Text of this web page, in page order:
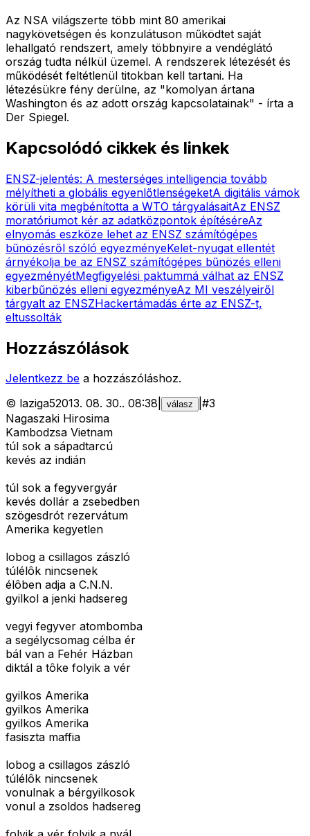
Az NSA világszerte több mint 80 amerikai
nagykövetségen és konzulátuson működtet saját
lehallgató rendszert, amely többnyire a vendéglátó
ország tudta nélkül üzemel. A rendszerek létezését és
működését feltétlenül titokban kell tartani. Ha
létezésükre fény derülne, az "komolyan ártana
Washington és az adott ország kapcsolatainak" - írta a
Der Spiegel.
Kapcsolódó cikkek és linkek
ENSZ-jelentés: A mesterséges intelligencia tovább
mélyítheti a globális egyenlőtlenségeketA digitális vámok
körüli vita megbénította a WTO tárgyalásaitAz ENSZ
moratóriumot kér az adatközpontok építéséreAz
elnyomás eszköze lehet az ENSZ számítógépes
bűnözésről szóló egyezményeKelet-nyugat ellentét
árnyékolja be az ENSZ számítógépes bűnözés elleni
egyezményétMegfigyelési paktummá válhat az ENSZ
kiberbűnözés elleni egyezményeAz MI veszélyeiről
tárgyalt az ENSZHackertámadás érte az ENSZ-t,
eltussolták
Hozzászólások
Jelentkezz be a hozzászóláshoz.
© laziga52013. 08. 30.. 08:38 válasz #3
Nagaszaki Hirosima
Kambodzsa Vietnam
túl sok a sápadtarcú
kevés az indián
túl sok a fegyvergyár
kevés dollár a zsebedben
szögesdrót rezervátum
Amerika kegyetlen
lobog a csillagos zászló
túlélôk nincsenek
élôben adja a C.N.N.
gyilkol a jenki hadsereg
vegyi fegyver atombomba
a segélycsomag célba ér
bál van a Fehér Házban
diktál a tôke folyik a vér
gyilkos Amerika
gyilkos Amerika
gyilkos Amerika
fasiszta maffia
lobog a csillagos zászló
túlélôk nincsenek
vonulnak a bérgyilkosok
vonul a zsoldos hadsereg